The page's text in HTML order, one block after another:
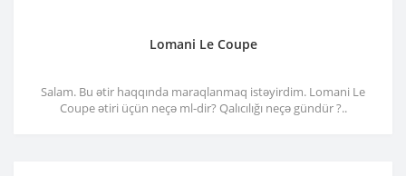
Lomani Le Coupe
Salam. Bu ətir haqqında maraqlanmaq istəyirdim. Lomani Le
Coupe ətiri üçün neçə ml-dir? Qalıcılığı neçə gündür ?..